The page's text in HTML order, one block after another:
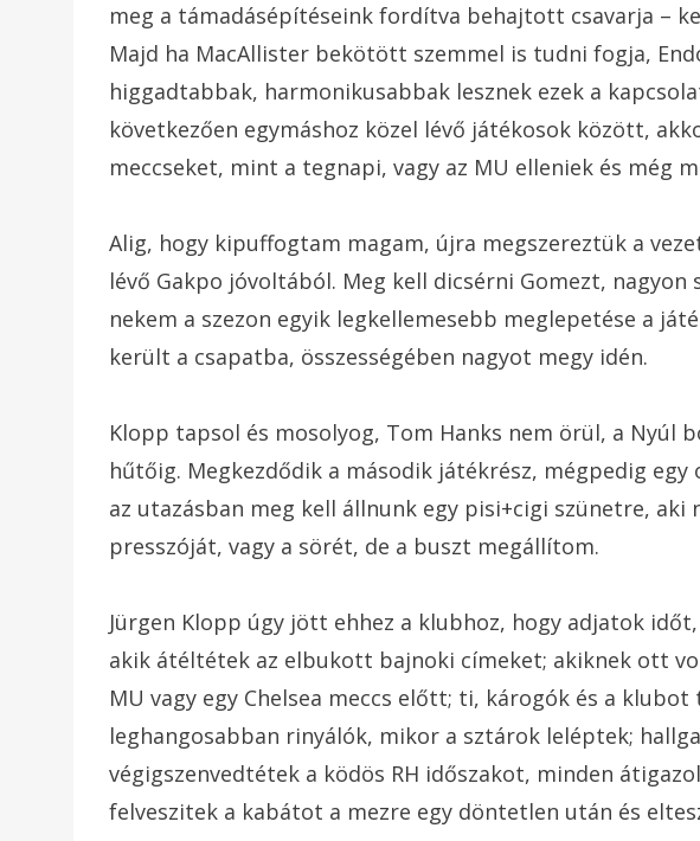
meg a támadásépítéseink fordítva behajtott csavarja –
Majd ha MacAllister bekötött szemmel is tudni fogja,
higgadtabbak, harmonikusabbak lesznek ezek a
következően egymáshoz közel lévő játékosok között,
meccseket, mint a tegnapi, vagy az MU elleniek és még
Alig, hogy kipuffogtam magam, újra megszereztük a
lévő Gakpo jóvoltából. Meg kell dicsérni Gomezt,
nekem a szezon egyik legkellemesebb meglepetése a
került a csapatba, összességében nagyot megy idén.
Klopp tapsol és mosolyog, Tom Hanks nem örül, a Nyúl
hűtőig. Megkezdődik a második játékrész, mégpedig
az utazásban meg kell állnunk egy pisi+cigi szünetre, aki
presszóját, vagy a sörét, de a buszt megállítom.
Jürgen Klopp úgy jött ehhez a klubhoz, hogy adjatok
akik átéltétek az elbukott bajnoki címeket; akiknek ott
MU vagy egy Chelsea meccs előtt; ti, károgók és a
leghangosabban rinyálók, mikor a sztárok leléptek;
végigszenvedtétek a ködös RH időszakot, minden
felveszitek a kabátot a mezre egy döntetlen után és